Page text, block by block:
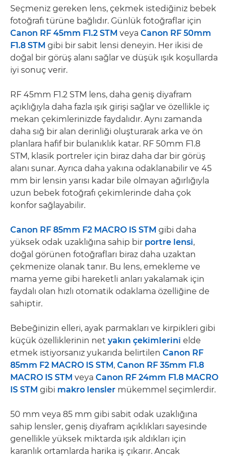
Seçmeniz gereken lens, çekmek istediğiniz bebek
fotoğrafı türüne bağlıdır. Günlük fotoğraflar için
Canon RF 45mm F1.2 STM veya Canon RF 50mm
F1.8 STM gibi bir sabit lensi deneyin. Her ikisi de
doğal bir görüş alanı sağlar ve düşük ışık koşullarda
iyi sonuç verir.
RF 45mm F1.2 STM lens, daha geniş diyafram
açıklığıyla daha fazla ışık girişi sağlar ve özellikle iç
mekan çekimlerinizde faydalıdır. Aynı zamanda
daha sığ bir alan derinliği oluşturarak arka ve ön
planlara hafif bir bulanıklık katar. RF 50mm F1.8
STM, klasik portreler için biraz daha dar bir görüş
alanı sunar. Ayrıca daha yakına odaklanabilir ve 45
mm bir lensin yarısı kadar bile olmayan ağırlığıyla
uzun bebek fotoğrafı çekimlerinde daha çok
konfor sağlayabilir.
Canon RF 85mm F2 MACRO IS STM gibi daha
yüksek odak uzaklığına sahip bir portre lensi,
doğal görünen fotoğrafları biraz daha uzaktan
çekmenize olanak tanır. Bu lens, emekleme ve
mama yeme gibi hareketli anları yakalamak için
faydalı olan hızlı otomatik odaklama özelliğine de
sahiptir.
Bebeğinizin elleri, ayak parmakları ve kirpikleri gibi
küçük özelliklerinin net yakın çekimlerini elde
etmek istiyorsanız yukarıda belirtilen Canon RF
85mm F2 MACRO IS STM, Canon RF 35mm F1.8
MACRO IS STM veya Canon RF 24mm F1.8 MACRO
IS STM gibi makro lensler mükemmel seçimlerdir.
50 mm veya 85 mm gibi sabit odak uzaklığına
sahip lensler, geniş diyafram açıklıkları sayesinde
genellikle yüksek miktarda ışık aldıkları için
karanlık ortamlarda harika iş çıkarır. Ancak